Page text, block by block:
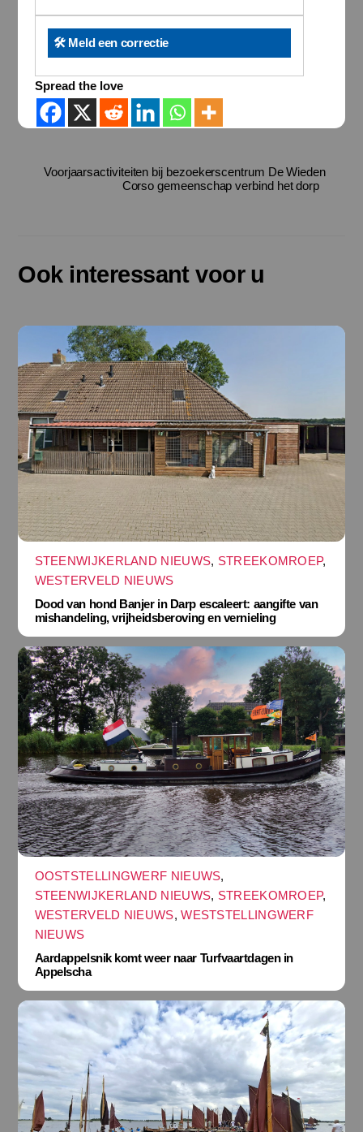
🛠️ Meld een correctie
Spread the love
Voorjaarsactiviteiten bij bezoekerscentrum De Wieden
Corso gemeenschap verbind het dorp
Ook interessant voor u
STEENWIJKERLAND NIEUWS, STREEKOMROEP,
WESTERVELD NIEUWS
Dood van hond Banjer in Darp escaleert: aangifte van
mishandeling, vrijheidsberoving en vernieling
OOSTSTELLINGWERF NIEUWS,
STEENWIJKERLAND NIEUWS, STREEKOMROEP,
WESTERVELD NIEUWS,WESTSTELLINGWERF
NIEUWS
Aardappelsnik komt weer naar Turfvaartdagen in
Appelscha